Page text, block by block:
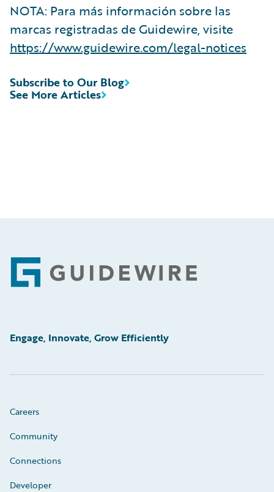
NOTA: Para más información sobre las
marcas registradas de Guidewire, visite
https://www.guidewire.com/legal-notices
See More Articles
Subscribe to Our Blog
Footer
Engage, Innovate, Grow Efficiently
Careers
Community
Connections
Developer